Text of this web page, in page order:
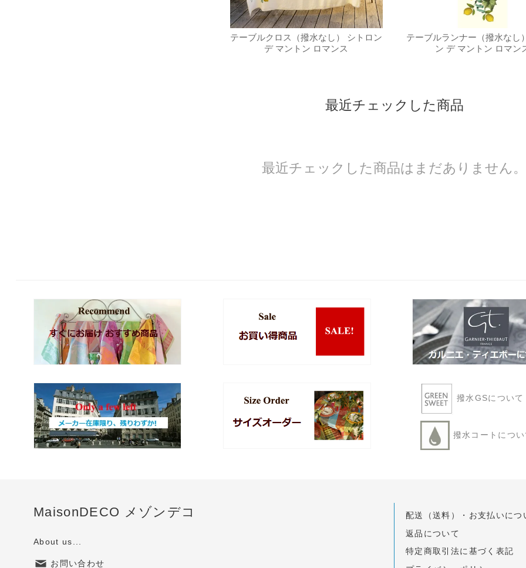
テーブルクロス（撥水なし） シトロン
デ マントン ロマンス
テーブルランナー（撥水なし
ン デ マントン ロマン
最近チェックした商品
最近チェックした商品はまだありません。
撥水GSについて
撥水コートについ
MaisonDECO メゾンデコ
About us...
お問い合わせ
配送（送料）・お支払いにつ
返品について
特定商取引法に基づく表記